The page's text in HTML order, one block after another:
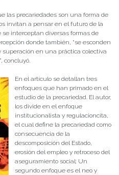
las precariedades son una forma de
invitan a pensar en el futuro de la
se interceptan diversas formas de
donde también, “se esconden
en una práctica colectiva
concluyó.
En el artículo se detallan tres
enfoques que han primado en el
estudio de la precariedad. El autor,
los divide en el enfoque
institucionalista y regulacioncita,
el cual define la precariedad como
consecuencia de la
descomposición del Estado,
erosión del empleo y retroceso del
aseguramiento social; Un
segundo enfoque es el neo y